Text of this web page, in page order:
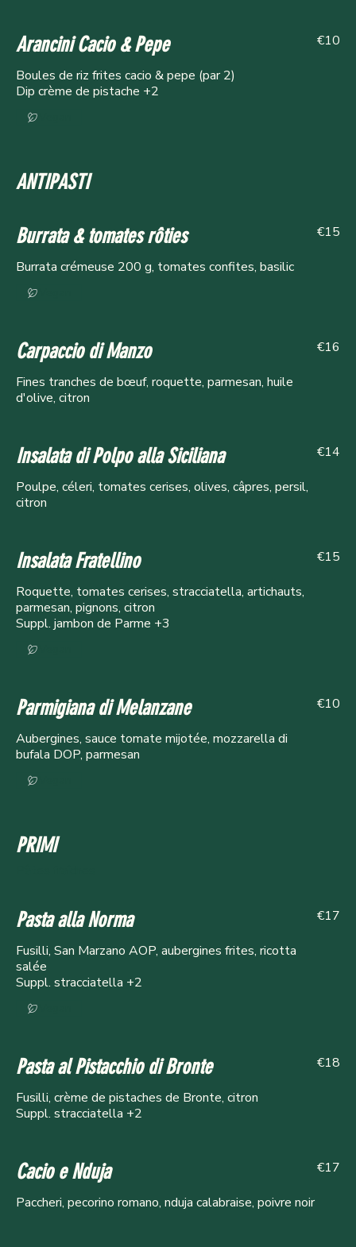
Arancini Cacio & Pepe
Boules de riz frites cacio & pepe (par 2)
Dip crème de pistache +2
€10
ANTIPASTI
Burrata & tomates rôties
Burrata crémeuse 200 g, tomates confites, basilic
€15
Carpaccio di Manzo
Fines tranches de bœuf, roquette, parmesan, huile
d'olive, citron
€16
Insalata di Polpo alla Siciliana
Poulpe, céleri, tomates cerises, olives, câpres, persil,
citron
€14
Insalata Fratellino
Roquette, tomates cerises, stracciatella, artichauts,
parmesan, pignons, citron
Suppl. jambon de Parme +3
€15
Parmigiana di Melanzane
Aubergines, sauce tomate mijotée, mozzarella di
bufala DOP, parmesan
€10
PRIMI
Pasta alla Norma
Fusilli, San Marzano AOP, aubergines frites, ricotta
salée
Suppl. stracciatella +2
€17
Pasta al Pistacchio di Bronte
Fusilli, crème de pistaches de Bronte, citron
Suppl. stracciatella +2
€18
Cacio e Nduja €17